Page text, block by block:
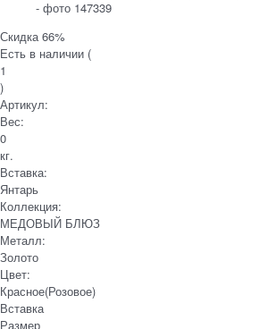
Скидка 66%
Есть в наличии (
1
)
Артикул:
Вес:
0
кг.
Вставка:
Янтарь
Коллекция:
МЕДОВЫЙ БЛЮЗ
Металл:
Золото
Цвет:
Красное(Розовое)
Вставка
Размер